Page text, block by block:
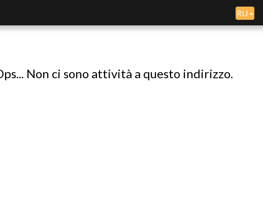
RU
Non ci sono attività a questo indirizzo.